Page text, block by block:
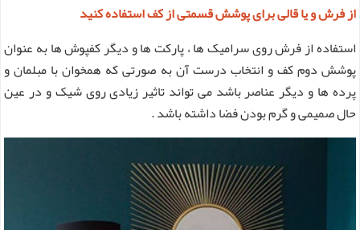
از فرش و یا قالی برای پوشش قسمتی از کف استفاده کنید
استفاده از فرش روی سرامیک ها ، پارکت ها و دیگر کفپوش ها به عنوان
پوشش دوم کف و انتخاب درست آن به صورتی که همخوان با مبلمان و
پرده ها و دیگر عناصر باشد می تواند تاثیر زیادی روی شیک و در عین
حال صمیمی و گرم بودن فضا داشته باشد .